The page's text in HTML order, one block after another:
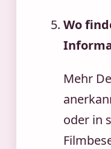
Wo
Mehr
oder in